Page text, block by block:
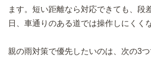
ます。短い距離なら対応できても、段
日、車通りのある道では操作しにくく
親の雨対策で優先したいのは、次の3つ